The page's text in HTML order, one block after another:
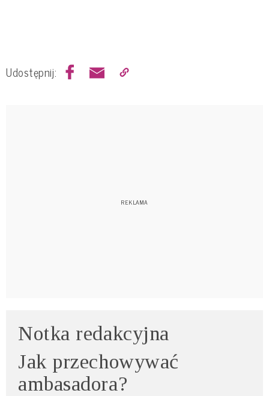
Udostępnij:
Notka redakcyjna
Jak przechowywać
ambasadora?